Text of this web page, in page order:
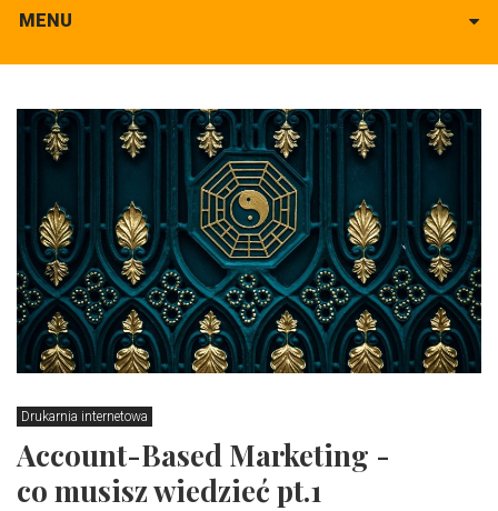
MENU
Drukarnia internetowa
Account-Based Marketing -
co musisz wiedzieć pt.1